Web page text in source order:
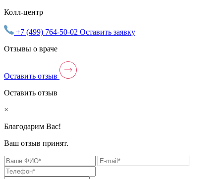
Колл-центр
+7 (499) 764-50-02 Оставить заявку
Отзывы о враче
Оставить отзыв
Оставить отзыв
×
Благодарим Вас!
Ваш отзыв принят.